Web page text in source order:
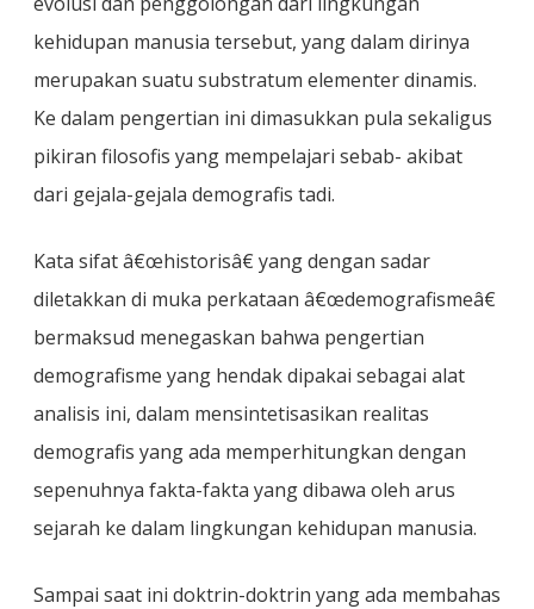
kehidupan manusia tersebut, yang dalam dirinya
merupakan suatu substratum elementer dinamis.
Ke dalam pengertian ini dimasukkan pula sekaligus
pikiran filosofis yang mempelajari sebab- akibat
dari gejala-gejala demografis tadi.
Kata sifat â€œhistorisâ€ yang dengan sadar
diletakkan di muka perkataan â€œdemografismeâ€
bermaksud menegaskan bahwa pengertian
demografisme yang hendak dipakai sebagai alat
analisis ini, dalam mensintetisasikan realitas
demografis yang ada memperhitungkan dengan
sepenuhnya fakta-fakta yang dibawa oleh arus
sejarah ke dalam lingkungan kehidupan manusia.
Sampai saat ini doktrin-doktrin yang ada membahas